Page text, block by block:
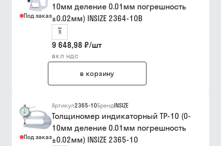
Под заказ
10мм деление 0.01мм погрешность
±0.02мм) INSIZE 2364-10B
9 648,98 ₽/шт
вкл ндс
в корзину
Под заказ
Артикул2365-10БрендINSIZE
Толщиномер индикаторный ТР-10 (0-
10мм деление 0.01мм погрешность
±0.02мм) INSIZE 2365-10